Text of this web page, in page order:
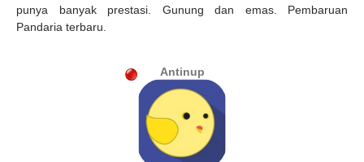
punya banyak prestasi. Gunung dan emas. Pembaruan
Pandaria terbaru.
Antinup